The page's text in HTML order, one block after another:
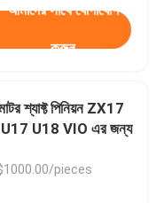
আমাদের সাথে যোগাযোগ
করুন
শ্যাফ্ট পিনিয়ন ZX17
U18 VIO এর জন্য
pieces